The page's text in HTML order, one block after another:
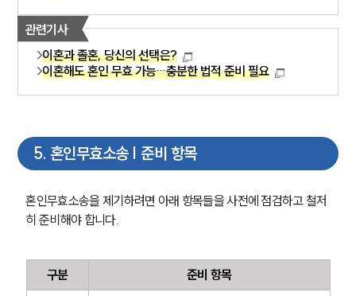
관련기사
이혼과 졸혼, 당신의 선택은?
이혼해도 혼인 무효 가능…충분한 법적 준비 필요
5. 혼인무효소송 | 준비 항목
혼인무효소송을 제기하려면 아래 항목들을 사전에 점검하고 철저
히 준비해야 합니다.
구분
준비 항목